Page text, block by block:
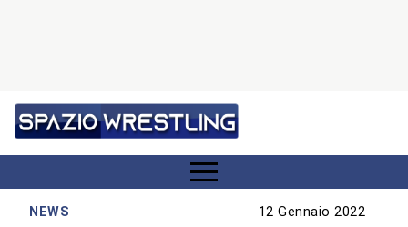
NEWS 12 Gennaio 2022